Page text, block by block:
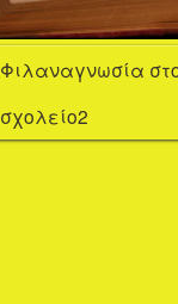
Φιλαναγνωσία
σχολείο2